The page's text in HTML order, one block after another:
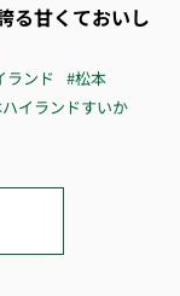
る甘くておいし
ランド #松本
イランドすいか